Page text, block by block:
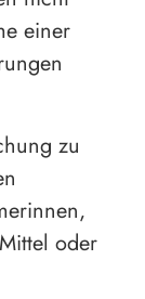
einer
zu
oder